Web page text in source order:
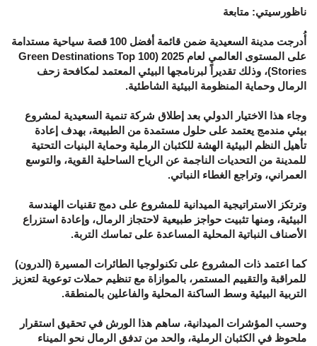
ناظورسيتي: متابعة
أُدرجت مدينة السعيدية ضمن قائمة أفضل 100 قصة سياحية مستدامة
على المستوى العالمي لعام 2025 (Green Destinations Top 100
Stories)، وذلك تقديراً لبرنامجها البيئي المعتمد لمكافحة زحف
الرمال وحماية المنظومة البيئية الشاطئية.
وجاء هذا الاختيار الدولي بعد إطلاق شركة تنمية السعيدية لمشروع
بيئي مندمج يعتمد على حلول مستمدة من الطبيعة، بهدف إعادة
تأهيل النظم البيئية الهشة للكثبان الرملية وحماية البنيات التحتية
للمدينة من التحديات الناجمة عن الرياح الساحلية القوية، والتوسع
العمراني، وتراجع الغطاء النباتي.
وترتكز الاستراتيجية الميدانية للمشروع على دمج تقنيات الهندسة
البيئية، ومنها تثبيت حواجز طبيعية لاحتجاز الرمال، وإعادة استزراع
الأصناف النباتية المحلية المساعدة على تماسك التربة.
كما اعتمد ذات المشروع على تكنولوجيا الطائرات المسيرة (الدرون)
للمراقبة والتقييم المستمر، بالموازاة مع تنظيم حملات توعوية لتعزيز
التربية البيئية وسط الساكنة المحلية والفاعلين بالمنطقة.
وحسب المؤشرات الميدانية، ساهم هذا الورش في تحقيق استقرار
ملحوظ في الكثبان الرملية، والحد من تدفق الرمال نحو الميناء